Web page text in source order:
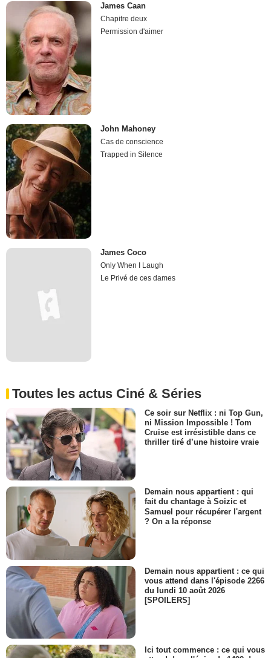
James Caan
Chapitre deux
Permission d'aimer
John Mahoney
Cas de conscience
Trapped in Silence
James Coco
Only When I Laugh
Le Privé de ces dames
Toutes les actus Ciné & Séries
Ce soir sur Netflix : ni Top Gun,
ni Mission Impossible ! Tom
Cruise est irrésistible dans ce
thriller tiré d’une histoire vraie
Demain nous appartient : qui
fait du chantage à Soizic et
Samuel pour récupérer l'argent
? On a la réponse
Demain nous appartient : ce qui
vous attend dans l'épisode 2266
du lundi 10 août 2026
[SPOILERS]
Ici tout commence : ce qui vous